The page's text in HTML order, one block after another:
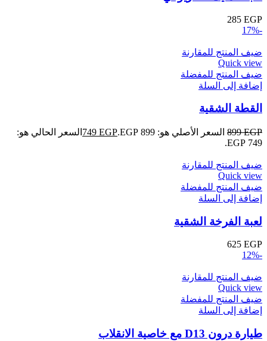
285 EGP
-17%
ضيف المنتج للمقارنة
Quick view
ضيف المنتج للمفضلة
إضافة إلى السلة
القطة الشقية
899EGP السعر الأصلي هو: 899 EGP. 749 EGP
السعر الحالي هو:
749 EGP.
ضيف المنتج للمقارنة
Quick view
ضيف المنتج للمفضلة
إضافة إلى السلة
لعبة الفرخة الشقية
625 EGP
-12%
ضيف المنتج للمقارنة
Quick view
ضيف المنتج للمفضلة
إضافة إلى السلة
طيارة درون D13 مع خاصية الانقلاب